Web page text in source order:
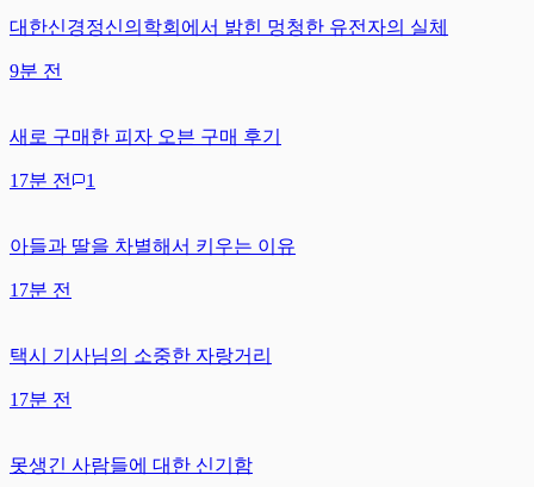
대한신경정신의학회에서 밝힌 멍청한 유전자의 실체
9분 전
새로 구매한 피자 오븐 구매 후기
17분 전 1
아들과 딸을 차별해서 키우는 이유
17분 전
택시 기사님의 소중한 자랑거리
17분 전
못생긴 사람들에 대한 신기함